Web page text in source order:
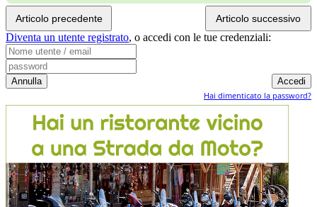
Articolo precedente Articolo successivo
Diventa un utente registrato, o accedi con le tue credenziali:
Hai dimenticato la password?